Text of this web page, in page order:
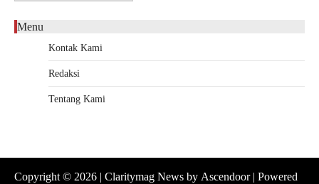
Menu
Kontak Kami
Redaksi
Tentang Kami
Copyright © 2026 | Claritymag News by Ascendoor| Powered